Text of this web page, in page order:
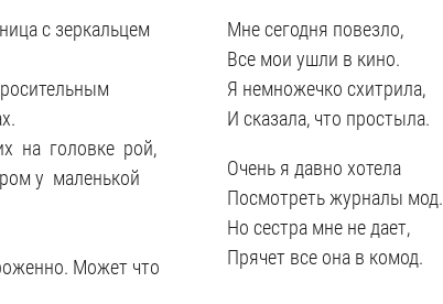
с зеркальцем
на головке рой,
у маленькой
Может что
Мне сегодня повезло,
Все мои ушли в кино.
Я немножечко схитрила,
И сказала, что простыла.
Очень я давно хотела
Посмотреть журналы мод.
Но сестра мне не дает,
Прячет все она в комод.